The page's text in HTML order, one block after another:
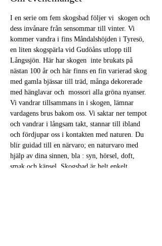
I en serie om fem skogsbad följer vi  skogen och
dess invånare från sensommar till vinter. Vi
kommer vandra i fins Måndalshöjden i Tyresö,
en liten skogspärla vid Gudöåns utlopp till
Långssjön. Här har skogen  inte brukats på
nästan 100 år och här finns en fin varierad skog
med gamla bjässar till träd, många dekorerade
med hänglavar och  mossori alla gröna nyanser.
Vi vandrar tillsammans in i skogen, lämnar
vardagens brus bakom oss. Vi saktar ner tempot
och vandrar i långsam takt, stannar till ibland
och fördjupar oss i kontakten med naturen. Du
blir guidad till en närvaro; en naturvaro med
hjälp av dina sinnen, bla : syn, hörsel, doft,
smak och känsel. Skogsbad är helt enkelt